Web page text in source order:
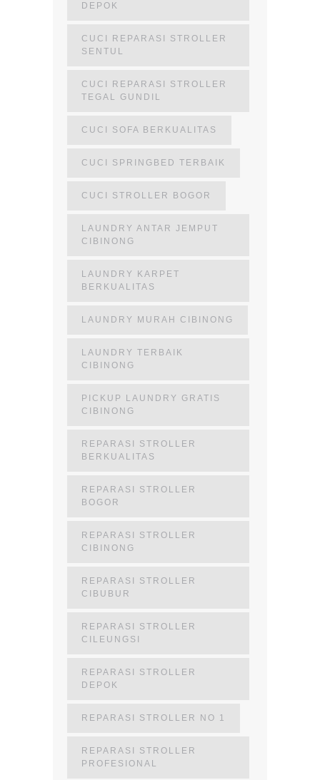
DEPOK
CUCI REPARASI STROLLER
SENTUL
CUCI REPARASI STROLLER
TEGAL GUNDIL
CUCI SOFA BERKUALITAS
CUCI SPRINGBED TERBAIK
CUCI STROLLER BOGOR
LAUNDRY ANTAR JEMPUT
CIBINONG
LAUNDRY KARPET
BERKUALITAS
LAUNDRY MURAH CIBINONG
LAUNDRY TERBAIK
CIBINONG
PICKUP LAUNDRY GRATIS
CIBINONG
REPARASI STROLLER
BERKUALITAS
REPARASI STROLLER
BOGOR
REPARASI STROLLER
CIBINONG
REPARASI STROLLER
CIBUBUR
REPARASI STROLLER
CILEUNGSI
REPARASI STROLLER
DEPOK
REPARASI STROLLER NO 1
REPARASI STROLLER
PROFESIONAL